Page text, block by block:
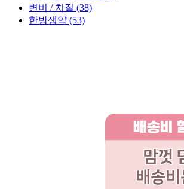
변비 / 치질 (38)
한방생약 (53)